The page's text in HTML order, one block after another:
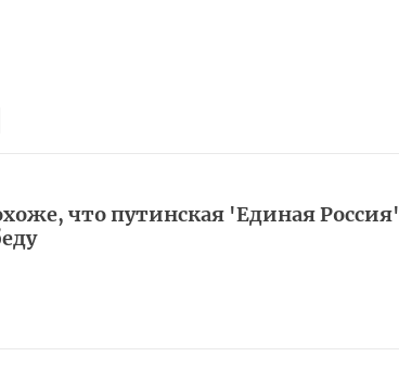
что путинская 'Единая Россия'